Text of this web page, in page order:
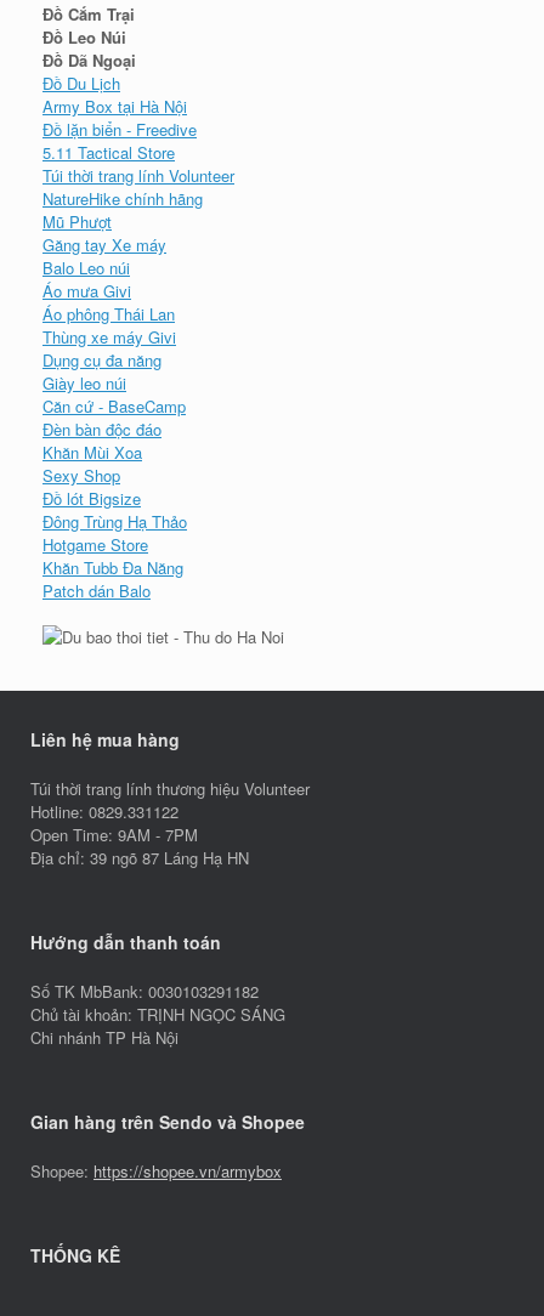
Đồ Cắm Trại
Đồ Leo Núi
Đồ Dã Ngoại
Đồ Du Lịch
Army Box tại Hà Nội
Đồ lặn biển - Freedive
5.11 Tactical Store
Túi thời trang lính Volunteer
NatureHike chính hãng
Mũ Phượt
Găng tay Xe máy
Balo Leo núi
Áo mưa Givi
Áo phông Thái Lan
Thùng xe máy Givi
Dụng cụ đa năng
Giày leo núi
Căn cứ - BaseCamp
Đèn bàn độc đáo
Khăn Mùi Xoa
Sexy Shop
Đồ lót Bigsize
Đông Trùng Hạ Thảo
Hotgame Store
Khăn Tubb Đa Năng
Patch dán Balo
Liên hệ mua hàng
Túi thời trang lính thương hiệu Volunteer
Hotline: 0829.331122
Open Time: 9AM - 7PM
Địa chỉ: 39 ngõ 87 Láng Hạ HN
Hướng dẫn thanh toán
Số TK MbBank: 0030103291182
Chủ tài khoản: TRỊNH NGỌC SÁNG
Chi nhánh TP Hà Nội
Gian hàng trên Sendo và Shopee
Shopee: https://shopee.vn/armybox
THỐNG KÊ